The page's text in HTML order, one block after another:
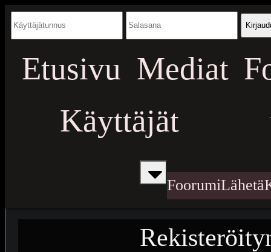
Etusivu Mediat
Käyttäjät
FoorumiLähetä